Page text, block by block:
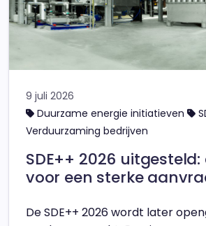
9 juli 2026
Duurzame energie initiatieven
Verduurzaming bedrijven
SDE++ 2026
voor een sterke
De SDE++ 2026 wordt later